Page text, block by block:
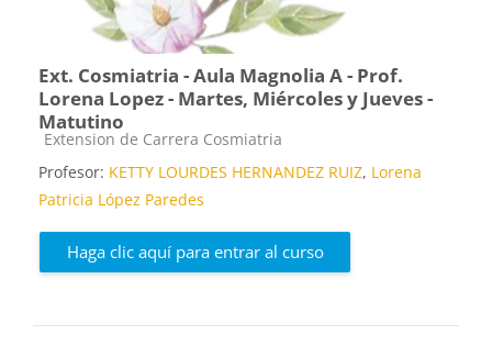
Ext. Cosmiatria - Aula Magnolia A - Prof.
Lorena Lopez - Martes, Miércoles y Jueves -
Matutino
Categoría de cursos
Extension de Carrera Cosmiatria
Profesor: KETTY LOURDES HERNANDEZ RUIZ, Lorena
Patricia López Paredes
Haga clic aquí para entrar al curso